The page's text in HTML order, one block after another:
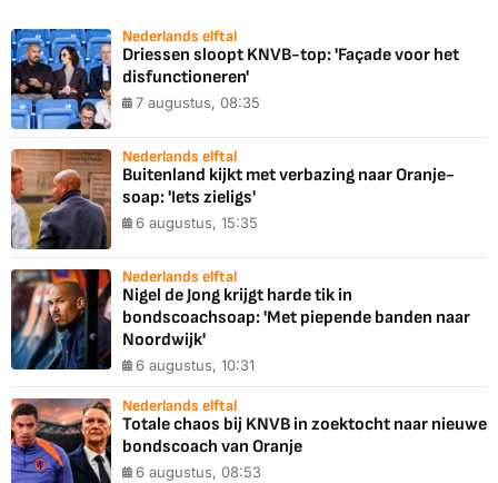
Nederlands elftal
Driessen sloopt KNVB-top: 'Façade voor het
disfunctioneren'
7 augustus, 08:35
Nederlands elftal
Buitenland kijkt met verbazing naar Oranje-
soap: 'Iets zieligs'
6 augustus, 15:35
Nederlands elftal
Nigel de Jong krijgt harde tik in
bondscoachsoap: 'Met piepende banden naar
Noordwijk'
6 augustus, 10:31
Nederlands elftal
Totale chaos bij KNVB in zoektocht naar nieuwe
bondscoach van Oranje
6 augustus, 08:53